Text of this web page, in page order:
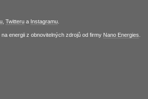
Twitteru a Instagramu
energii z obnovitelných zdrojů od firmy Nano Energies